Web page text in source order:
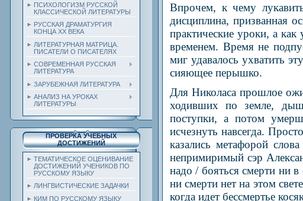
ПСИХОЛОГИЗМ РУССКОЙ
КЛАССИЧЕСКОЙ ЛИТЕРАТУРЫ
РУССКАЯ ДРАМАТУРГИЯ
КОНЦА ХХ ВЕКА
ЛИТЕРАТУРНАЯ МАТРИЦА.
ПИСАТЕЛИ О ПИСАТЕЛЯХ
СОВРЕМЕННАЯ РУССКАЯ
ЛИТЕРАТУРА
ЗАРУБЕЖНАЯ ЛИТЕРАТУРА
АНАЛИЗ НА УРОКАХ
ЛИТЕРАТУРЫ
ПРОВЕРКА УЧЕБНЫХ
ДОСТИЖЕНИЙ
ТЕМАТИЧЕСКОЕ ОЦЕНИВАНИЕ
ДОСТИЖЕНИЙ УЧЕНИКОВ ПО
РУССКОМУ ЯЗЫКУ
ЛИНГВИСТИЧЕСКИЕ ЗАДАЧКИ
КИМ ПО РУССКОМУ ЯЗЫКУ
Впрочем, к чему
дисциплина, призванная
практические уроки, а
временем. Время не
миг удавалось ухватить
сияющее перышко.
Для Николаса прошлое
ходивших по земле,
поступки, а потом
исчезнуть навсегда.
казались метафорой
непримиримый сэр
надо / бояться смерти ни в
ни смерти нет на этом
когда идет бессмертье